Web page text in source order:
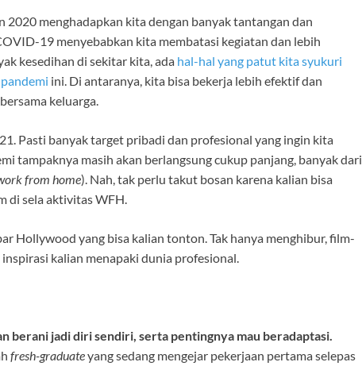
2020 menghadapkan kita dengan banyak tantangan dan
19 menyebabkan kita membatasi kegiatan dan lebih
kesedihan di sekitar kita, ada hal-hal yang patut kita syukuri
ini. Di antaranya, kita bisa bekerja lebih efektif dan
keluarga.
Pasti banyak target pribadi dan profesional yang ingin kita
tampaknya masih akan berlangsung cukup panjang, banyak dari
from home). Nah, tak perlu takut bosan karena kalian bisa
di sela aktivitas WFH.
Hollywood yang bisa kalian tonton. Tak hanya menghibur, film-
kalian menapaki dunia profesional.
berani jadi diri sendiri, serta pentingnya mau beradaptasi.
fresh-graduateyang sedang mengejar pekerjaan pertama selepas